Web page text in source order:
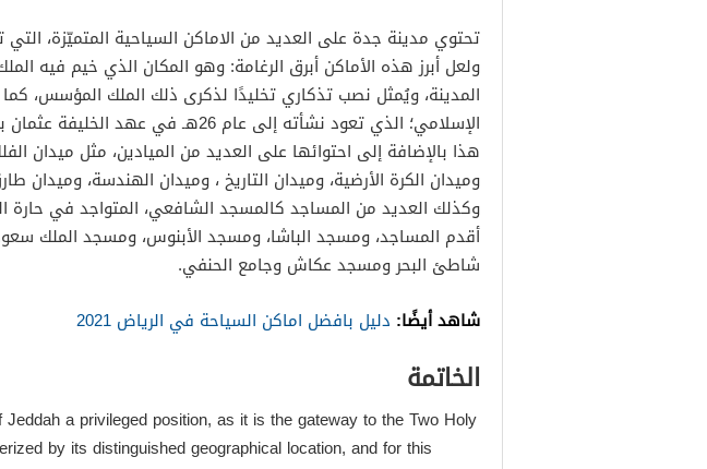
تحتوي مدينة جدة على العديد من الاماكن السياحية المتميّزة،
ولعل أبرز هذه الأماكن أبرق الرغامة: وهو المكان الذي خيم فيه
المدينة، ويُمثل نصب تذكاري تخليدًا لذكرى ذلك الملك المؤسس،
الإسلامي؛ الذي تعود نشأته إلى عام 26هـ في
هذا بالإضافة إلى احتوائها على العديد من الميادين، مثل ميدان
وميدان الكرة الأرضية، وميدان التاريخ ، وميدان الهندسة، وميدان
وكذلك العديد من المساجد كالمسجد الشافعي، المتواجد في حارة
أقدم المساجد، ومسجد الباشا، ومسجد الأبنوس، ومسجد الملك
شاطئ البحر ومسجد عكاش وجامع الحنفي.
شاهد أيضًا: دليل بافضل اماكن السياحة في الرياض 2021
الخاتمة
a privileged position, as it is the gateway to the Two Holy
by its distinguished geographical location, and for this